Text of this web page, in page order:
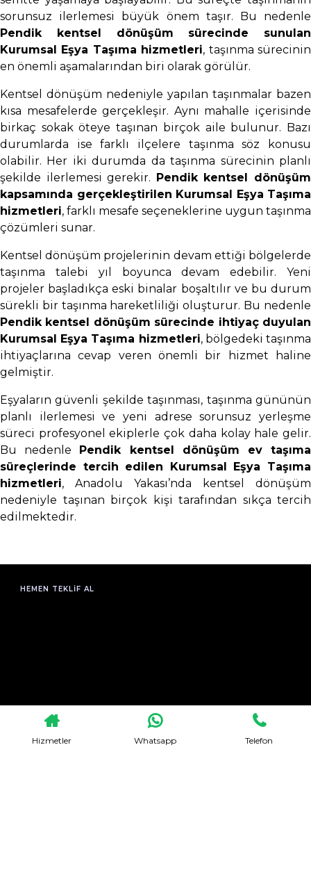
sorunsuz ilerlemesi büyük önem taşır. Bu nedenle
Pendik kentsel dönüşüm sürecinde sunulan
Kurumsal Eşya Taşıma hizmetleri, taşınma sürecinin
en önemli aşamalarından biri olarak görülür.
Kentsel dönüşüm nedeniyle yapılan taşınmalar bazen
kısa mesafelerde gerçekleşir. Aynı mahalle içerisinde
birkaç sokak öteye taşınan birçok aile bulunur. Bazı
durumlarda ise farklı ilçelere taşınma söz konusu
olabilir. Her iki durumda da taşınma sürecinin planlı
şekilde ilerlemesi gerekir. Pendik kentsel dönüşüm
kapsamında gerçekleştirilen Kurumsal Eşya Taşıma
hizmetleri, farklı mesafe seçeneklerine uygun taşınma
çözümleri sunar.
Kentsel dönüşüm projelerinin devam ettiği bölgelerde
taşınma talebi yıl boyunca devam edebilir. Yeni
projeler başladıkça eski binalar boşaltılır ve bu durum
sürekli bir taşınma hareketliliği oluşturur. Bu nedenle
Pendik kentsel dönüşüm sürecinde ihtiyaç duyulan
Kurumsal Eşya Taşıma hizmetleri, bölgedeki taşınma
ihtiyaçlarına cevap veren önemli bir hizmet haline
gelmiştir.
Eşyaların güvenli şekilde taşınması, taşınma gününün
planlı ilerlemesi ve yeni adrese sorunsuz yerleşme
süreci profesyonel ekiplerle çok daha kolay hale gelir.
Bu nedenle Pendik kentsel dönüşüm ev taşıma
süreçlerinde tercih edilen Kurumsal Eşya Taşıma
hizmetleri, Anadolu Yakası’nda kentsel dönüşüm
nedeniyle taşınan birçok kişi tarafından sıkça tercih
edilmektedir.
HEMEN TEKLIF AL
Hizmetler Whatsapp Telefon